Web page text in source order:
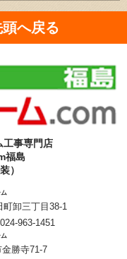
へ戻る
工事専門店
福島
）
卸三丁目38-1
963-1451
勝寺71-7